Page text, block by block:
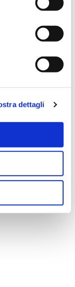
dettagli
FINALIST